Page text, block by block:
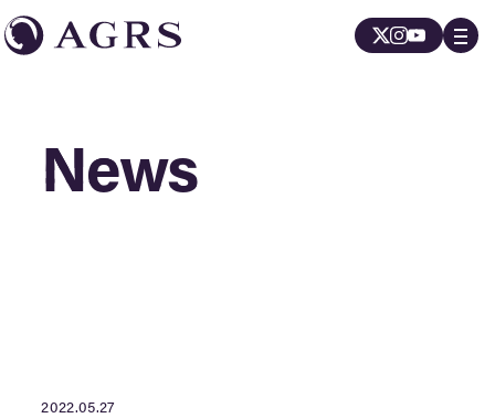
News
News
2022.05.27